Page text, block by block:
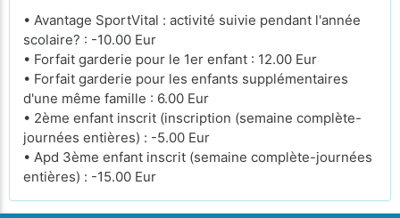
• Avantage SportVital : activité suivie pendant l'année
scolaire? : -10.00 Eur
• Forfait garderie pour le 1er enfant : 12.00 Eur
• Forfait garderie pour les enfants supplémentaires
d'une même famille : 6.00 Eur
• 2ème enfant inscrit (inscription (semaine complète-
journées entières) : -5.00 Eur
• Apd 3ème enfant inscrit (semaine complète-journées
entières) : -15.00 Eur